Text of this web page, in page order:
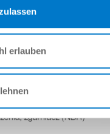
erlauben